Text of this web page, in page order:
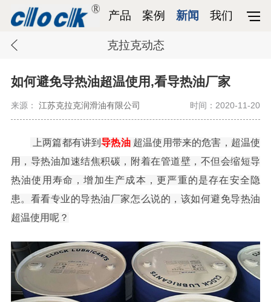
产品 案例 新闻 我们
克拉克动态
如何避免导热油超温使用,看导热油厂家
来源： 江苏克拉克润滑油有限公司 时间：2020-11-20
上两篇都有讲到导热油 超温使用带来的危害，超温使
用，导热油加速结焦积碳，附着在管道壁，不但会缩短导
热油使用寿命，增加生产成本，更严重的是存在安全隐
患。看看专业的导热油厂家怎么说的，该如何避免导热油
超温使用呢？